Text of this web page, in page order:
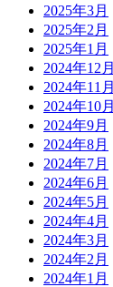
2025年3月
2025年2月
2025年1月
2024年12月
2024年11月
2024年10月
2024年9月
2024年8月
2024年7月
2024年6月
2024年5月
2024年4月
2024年3月
2024年2月
2024年1月